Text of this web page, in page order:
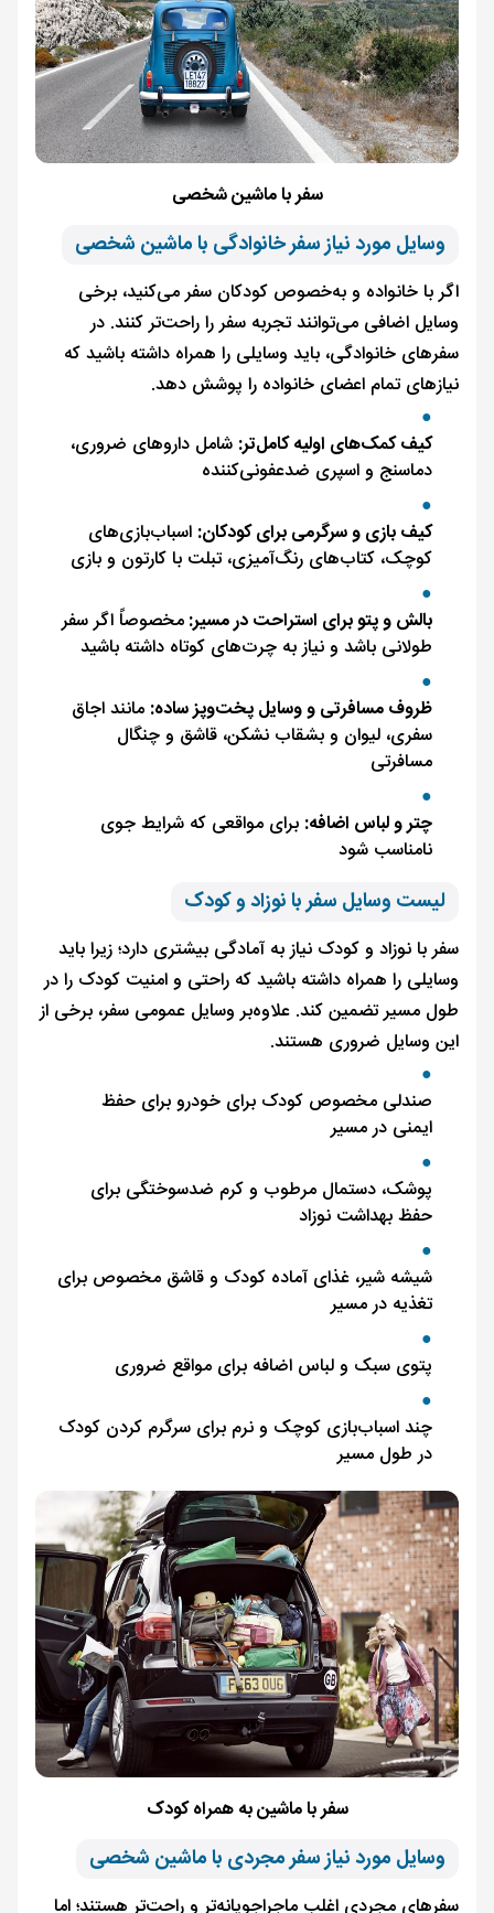
سفر با ماشین شخصی
وسایل مورد نیاز سفر خانوادگی با ماشین شخصی
اگر با خانواده و به‌خصوص کودکان سفر می‌کنید، برخی
وسایل اضافی می‌توانند تجربه سفر را راحت‌تر کنند. در
سفرهای خانوادگی، باید وسایلی را همراه داشته باشید که
نیازهای تمام اعضای خانواده را پوشش دهد.
کیف کمک‌های اولیه کامل‌تر: شامل داروهای ضروری،
دماسنج و اسپری ضدعفونی‌کننده
کیف بازی و سرگرمی برای کودکان: اسباب‌بازی‌های
کوچک، کتاب‌های رنگ‌آمیزی، تبلت با کارتون و بازی
بالش و پتو برای استراحت در مسیر:مخصوصاً اگر سفر
طولانی باشد و نیاز به چرت‌های کوتاه داشته باشید
ظروف مسافرتی و وسایل پخت‌وپز ساده: مانند اجاق
سفری، لیوان و بشقاب نشکن، قاشق و چنگال
مسافرتی
چتر و لباس اضافه: برای مواقعی که شرایط جوی
نامناسب شود
لیست وسایل سفر با نوزاد و کودک
سفر با نوزاد و کودک نیاز به آمادگی بیشتری دارد؛ زیرا باید
وسایلی را همراه داشته باشید که راحتی و امنیت کودک را در
طول مسیر تضمین کند. علاوه‌بر وسایل عمومی سفر، برخی از
این وسایل ضروری هستند.
صندلی مخصوص کودک برای خودرو برای حفظ
ایمنی در مسیر
پوشک، دستمال مرطوب و کرم ضدسوختگی برای
حفظ بهداشت نوزاد
شیشه شیر، غذای آماده کودک و قاشق مخصوص برای
تغذیه در مسیر
پتوی سبک و لباس اضافه برای مواقع ضروری
چند اسباب‌بازی کوچک و نرم برای سرگرم کردن کودک
در طول مسیر
سفر با ماشین به همراه کودک
وسایل مورد نیاز سفر مجردی با ماشین شخصی
سفرهای مجردی اغلب ماجراجویانه‌تر و راحت‌تر هستند؛ اما